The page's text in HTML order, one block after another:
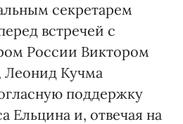
секретарем
встречей с
России Виктором
Кучма
поддержку
Ельцина и, отвечая на